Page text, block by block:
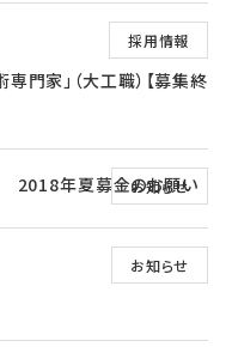
採用情報
門家」（大工職）【募集終
お知らせ
2018年夏募金のお願い
お知らせ